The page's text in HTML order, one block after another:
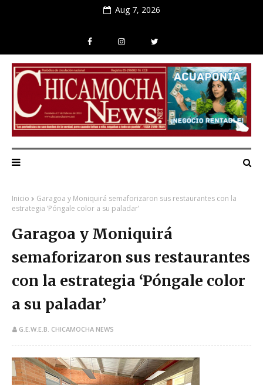
Aug 7, 2026
Inicio
Garagoa y Moniquirá semaforizaron sus restaurantes con la
estrategia ‘Póngale color a su paladar’
Garagoa y Moniquirá
semaforizaron sus restaurantes
con la estrategia ‘Póngale color
a su paladar’
G.E.W.E.B. CHICAMOCHA NEWS